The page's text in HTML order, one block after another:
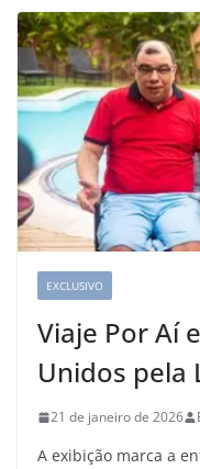
EXCLUSIVO
Viaje Por Aí
Unidos pela
21 de janeiro de 2026
A exibição marca a